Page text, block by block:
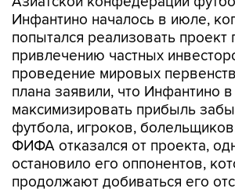
Инфантино началось в июле,
попытался реализовать проект
привлечению частных
проведение мировых
плана заявили, что Инфантино
максимизировать прибыль
футбола, игроков,
ФИФА отказался от проекта,
остановило его оппонентов,
продолжают добиваться его